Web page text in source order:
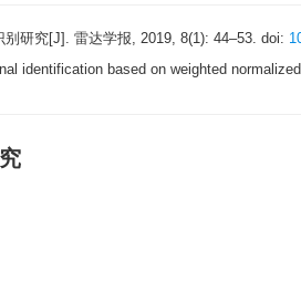
研究[J]. 雷达学报, 2019, 8(1): 44–53. doi:
identification based on weighted